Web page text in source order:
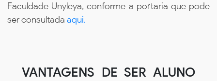
Faculdade Unyleya, conforme a portaria que pode
ser consultada aqui.
VANTAGENS DE SER ALUNO